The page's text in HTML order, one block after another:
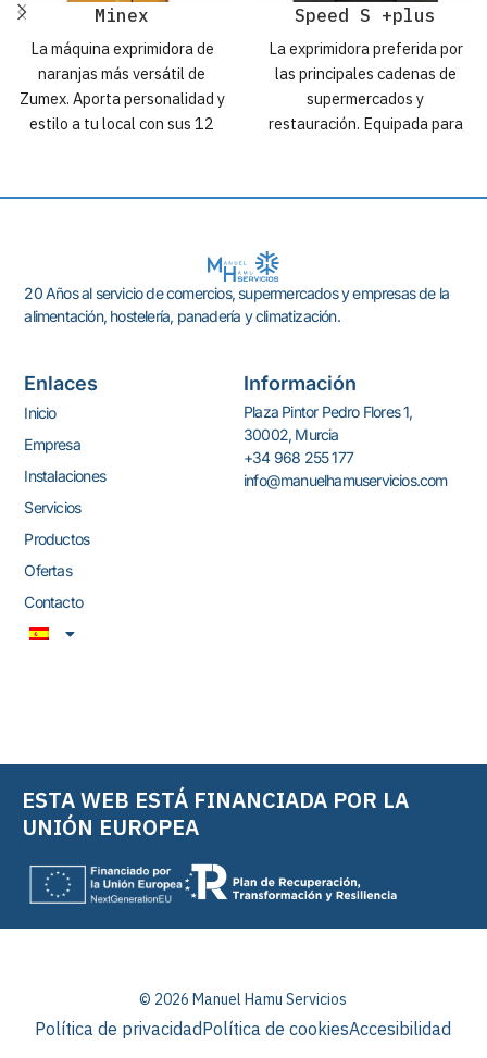
Minex
La máquina exprimidora de
naranjas más versátil de
Zumex. Aporta personalidad y
estilo a tu local con sus 12
Speed S +plus
La exprimidora preferida por
las principales cadenas de
supermercados y
restauración. Equipada para
20 Años al servicio de comercios, supermercados y empresas de la
alimentación, hostelería, panadería y climatización.
Enlaces
Inicio
Empresa
Instalaciones
Servicios
Productos
Ofertas
Contacto
Información
Plaza Pintor Pedro Flores 1,
30002, Murcia
+34 968 255 177
info@manuelhamuservicios.com
ESTA WEB ESTÁ FINANCIADA POR LA
UNIÓN EUROPEA
© 2026 Manuel Hamu Servicios
Política de privacidadPolítica de cookiesAccesibilidad